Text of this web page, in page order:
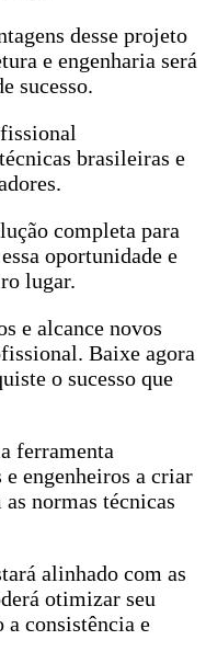
desse projeto
e engenharia será
sucesso.
brasileiras e
completa para
oportunidade e
lugar.
e alcance novos
Baixe agora
o sucesso que
ferramenta
engenheiros a criar
normas técnicas
alinhado com as
otimizar seu
a consistência e